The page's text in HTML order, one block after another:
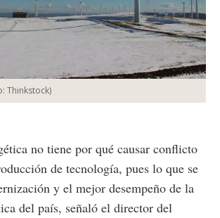
Thinkstock)
no tiene por qué causar conflicto
de tecnología, pues lo que se
y el mejor desempeño de la
del país, señaló el director del